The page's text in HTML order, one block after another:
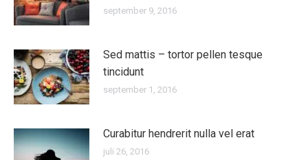
september 9, 2016
Sed mattis – tortor pellen tesque
tincidunt
september 1, 2016
Curabitur hendrerit nulla vel erat
juli 26, 2016